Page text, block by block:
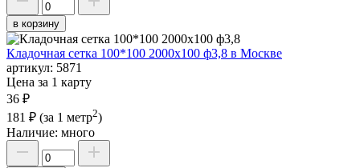
в корзину
Кладочная сетка 100*100 2000х100 ф3,8 в Москве
артикул: 5871
Цена за 1 карту
36 ₽
181 ₽ (за 1 метр2)
Наличие: много